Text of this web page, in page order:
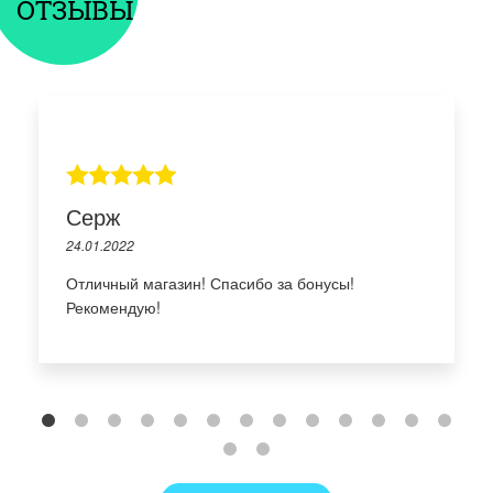
ОТЗЫВЫ
Серж
24.01.2022
Отличный магазин! Спасибо за бонусы!
Рекомендую!